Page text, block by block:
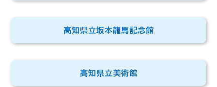
高知県立坂本龍馬記念館
高知県立美術館